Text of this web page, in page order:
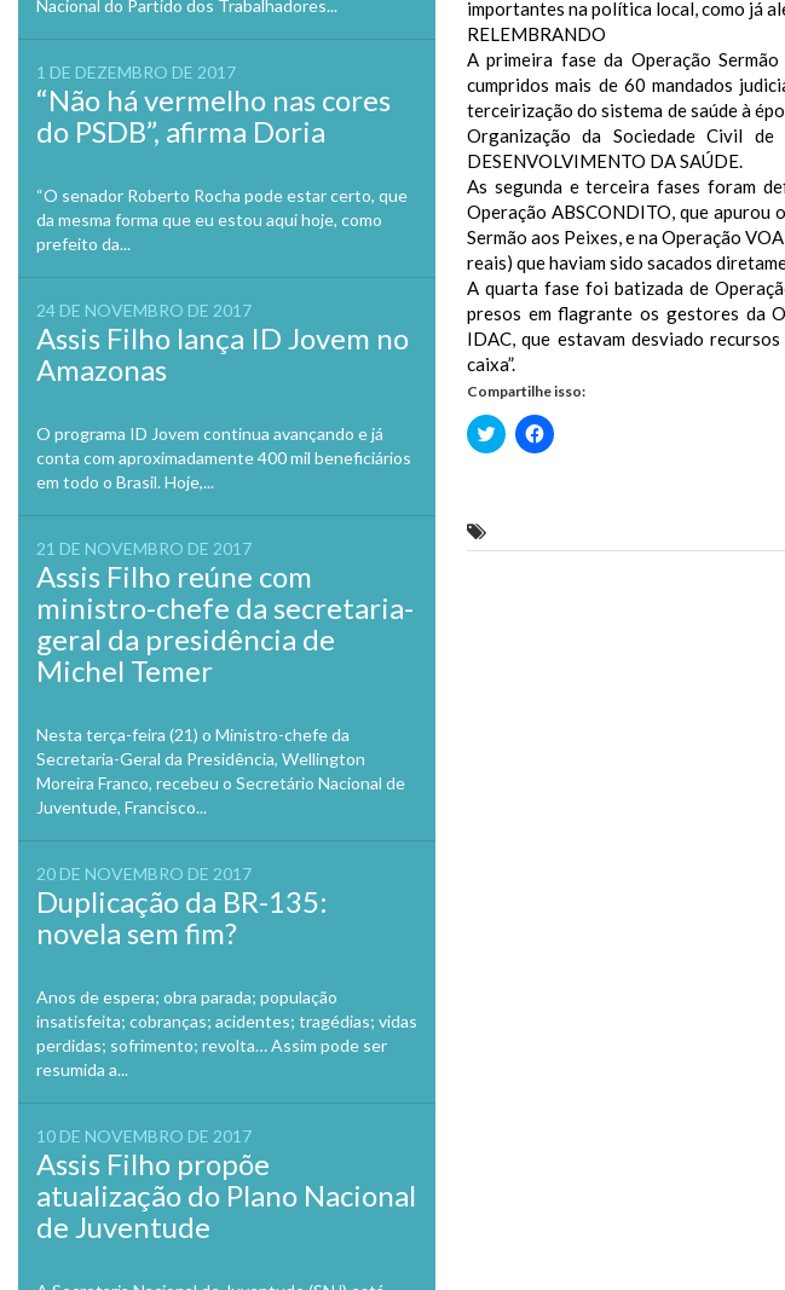
Nacional do Partido dos Trabalhadores...
1 DE DEZEMBRO DE 2017
“Não há vermelho nas cores
do PSDB”, afirma Doria
“O senador Roberto Rocha pode estar certo, que
da mesma forma que eu estou aqui hoje, como
prefeito da...
24 DE NOVEMBRO DE 2017
Assis Filho lança ID Jovem no
Amazonas
O programa ID Jovem continua avançando e já
conta com aproximadamente 400 mil beneficiários
em todo o Brasil. Hoje,...
21 DE NOVEMBRO DE 2017
Assis Filho reúne com
ministro-chefe da secretaria-
geral da presidência de
Michel Temer
Nesta terça-feira (21) o Ministro-chefe da
Secretaria-Geral da Presidência, Wellington
Moreira Franco, recebeu o Secretário Nacional de
Juventude, Francisco...
20 DE NOVEMBRO DE 2017
Duplicação da BR-135:
novela sem fim?
Anos de espera; obra parada; população
insatisfeita; cobranças; acidentes; tragédias; vidas
perdidas; sofrimento; revolta… Assim pode ser
resumida a...
10 DE NOVEMBRO DE 2017
Assis Filho propõe
atualização do Plano Nacional
de Juventude
importantes na política local, como já
RELEMBRANDO
A primeira fase da Operação
cumpridos mais de 60 mandados
terceirização do sistema de saúde à
Organização da Sociedade Civil de
DESENVOLVIMENTO DA SAÚDE.
As segunda e terceira fases foram
Operação ABSCONDITO, que apurou
Sermão aos Peixes, e na Operação
reais) que haviam sido sacados
A quarta fase foi batizada de
presos em flagrante os gestores da
IDAC, que estavam desviado
caixa”.
Compartilhe isso:
Clique
para
Clique
para